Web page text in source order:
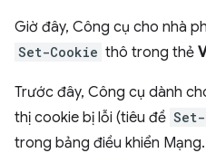
Giờ đây, Công cụ cho nhà
Set-Cookie thô trong thẻ
Trước đây, Công cụ dành
thị cookie bị lỗi (tiêu đề Set-
trong bảng điều khiển